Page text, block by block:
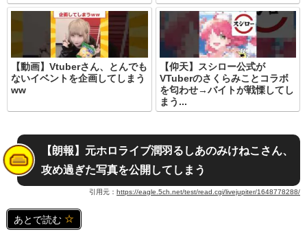
【動画】Vtuberさん、とんでも
ないイベントを企画してしまう
ww
【仰天】スシロー公式が
VTuberのさくらみことコラボ
を匂わせ→バイトが戦慄してし
まう...
【朗報】元ホロライブ潤羽るしあのみけねこさん、
攻め過ぎた写真を公開してしまう
引用元： https://eagle.5ch.net/test/read.cgi/livejupiter/1648778288/
あとで読む